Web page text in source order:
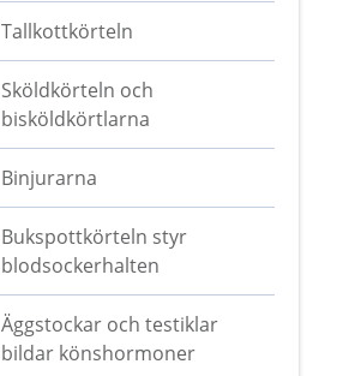
Tallkottkörteln
Sköldkörteln och
bisköldkörtlarna
Binjurarna
Bukspottkörteln styr
blodsockerhalten
Äggstockar och testiklar
bildar könshormoner